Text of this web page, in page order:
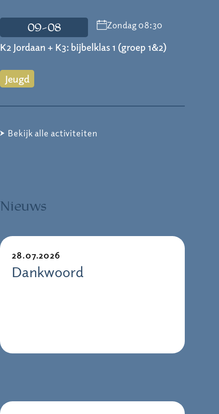
09-08 Zondag 08:30
K2 Jordaan + K3: bijbelklas 1 (groep 1&2)
Jeugd
Bekijk alle activiteiten
Nieuws
28.07.2026
Dankwoord